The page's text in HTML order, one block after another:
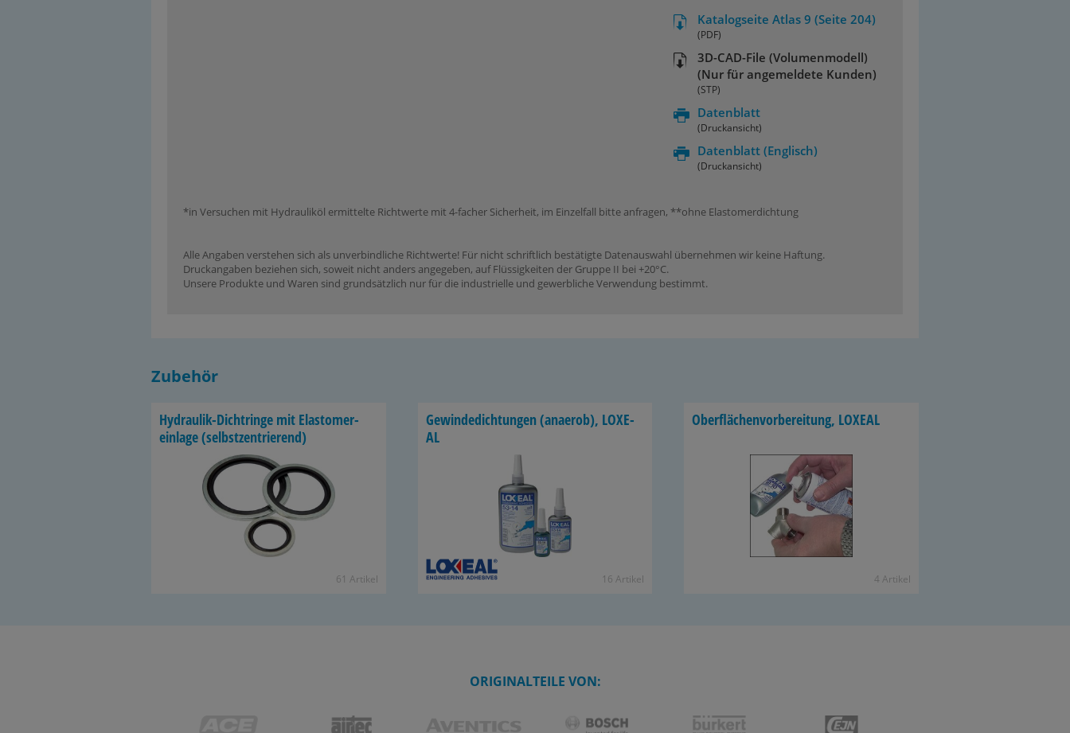
Katalogseite Atlas 9 (Seite 204)
(PDF)
3D-CAD-File (Volumenmodell)
(Nur für angemeldete Kunden)
(STP)
Datenblatt
(Druckansicht)
Datenblatt (Englisch)
(Druckansicht)
*in Versuchen mit Hydrauliköl ermittelte Richtwerte mit 4-facher Sicherheit, im Einzelfall bitte anfragen, **ohne Elastomerdichtung
Alle Angaben verstehen sich als unverbindliche Richtwerte! Für nicht schriftlich bestätigte Datenauswahl übernehmen wir keine Haftung.
Druckangaben beziehen sich, soweit nicht anders angegeben, auf Flüssigkeiten der Gruppe II bei +20°C.
Unsere Produkte und Waren sind grundsätzlich nur für die industrielle und gewerbliche Verwendung bestimmt.
Zubehör
Hydraulik-​Dichtringe mit Elas­to­me­r­
ein­la­ge (selbst­zen­trie­rend)
61 Ar­ti­kel
Ge­win­de­dich­tun­gen (an­ae­rob), LO­XE­
AL
16 Ar­ti­kel
Ober­flä­chen­vor­be­rei­tung, LO­XE­AL
4 Ar­ti­kel
ORIGINALTEILE VON: